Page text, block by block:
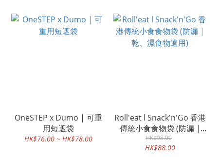
OneSTEP x Dumo | 可重
用短遮袋
HK$76.00 ~ HK$78.00
Roll'eat l Snack'n'Go 香港
傳統小食食物袋 (防漏 |
乾、濕食物適用)
HK$98.00
HK$88.00